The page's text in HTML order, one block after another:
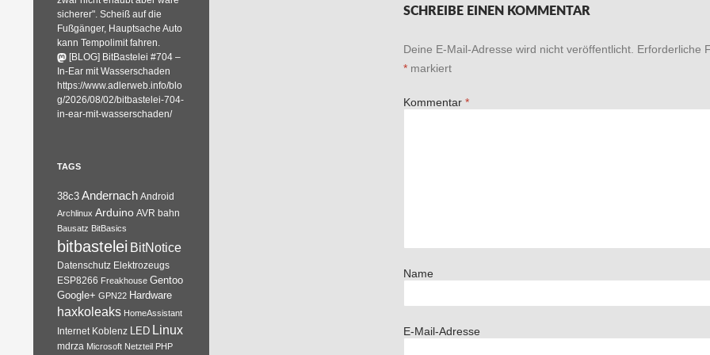
SCHREIBE EINEN KOMMENTAR
Deine E-Mail-Adresse wird nicht veröffentlicht. Erforderliche
* markiert
Kommentar *
Name
E-Mail-Adresse
sicherer". Scheiß auf die
Fußgänger, Hauptsache Auto
kann Tempolimit fahren.
[BLOG] BitBastelei #704 –
In-Ear mit Wasserschaden
https://www.adlerweb.info/blo
g/2026/08/02/bitbastelei-704-
in-ear-mit-wasserschaden/
TAGS
38c3 Andernach Android
Archlinux Arduino AVR bahn
Bausatz BitBasics
bitbastelei BitNotice
Datenschutz Elektrozeugs
ESP8266 Freakhouse Gentoo
Google+ GPN22 Hardware
haxkoleaks HomeAssistant
Internet Koblenz LED Linux
mdrza Microsoft Netzteil PHP